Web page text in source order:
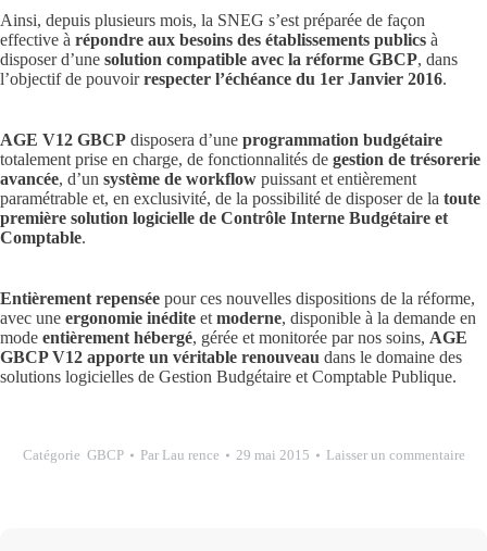
Ainsi, depuis plusieurs mois, la SNEG s’est préparée de façon
effective à répondre aux besoins des établissements publics à
disposer d’une solution compatible avec la réforme GBCP, dans
l’objectif de pouvoirrespecter l’échéance du 1er Janvier 2016.
AGE V12 GBCP disposera d’une programmation budgétaire
totalement prise en charge, de fonctionnalités de gestion de trésorerie
avancée, d’un système de workflow puissant et entièrement
paramétrable et, en exclusivité, de la possibilité de disposer de la toute
première solution logicielle de Contrôle Interne Budgétaire et
Comptable.
Entièrement repensée pour ces nouvelles dispositions de la réforme,
avec une ergonomie inédite et moderne, disponible à la demande en
mode entièrement hébergé, gérée et monitorée par nos soins, AGE
GBCP V12 apporte un véritable renouveau dans le domaine des
solutions logicielles de Gestion Budgétaire et Comptable Publique.
Catégorie GBCP Par Lau rence 29 mai 2015 Laisser un commentaire